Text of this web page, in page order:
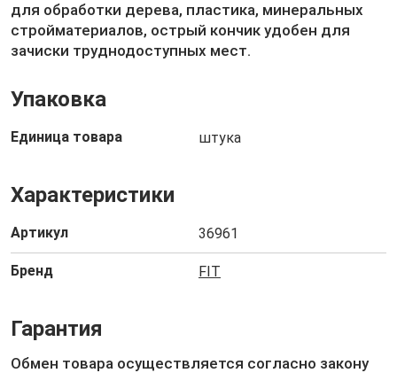
для обработки дерева, пластика, минеральных
стройматериалов, острый кончик удобен для
зачиски труднодоступных мест.
Упаковка
Единица товара штука
Характеристики
Артикул 36961
Бренд FIT
Гарантия
Обмен товара осуществляется согласно закону